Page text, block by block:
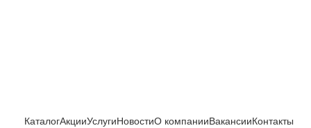
КаталогАкцииУслугиНовостиО компанииВакансииКонтакты